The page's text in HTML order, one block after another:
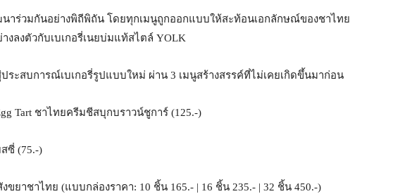
าร่วมกันอย่างพิถีพิถัน โดยทุกเมนูถูกออกแบบให้สะท้อนเอกลักษณ์ของชาไทย
งลงตัวกับเบเกอรี่เนยบ่มแท้สไตล์ YOLK
ระสบการณ์เบเกอรี่รูปแบบใหม่ ผ่าน 3 เมนูสร้างสรรค์ที่ไม่เคยเกิดขึ้นมาก่อน
Tart ชาไทยครีมชีสบุกบราวน์ชูการ์ (125.-)
สซี่ (75.-)
งขยาชาไทย (แบบกล่องราคา: 10 ชิ้น 165.- | 16 ชิ้น 235.- | 32 ชิ้น 450.-)